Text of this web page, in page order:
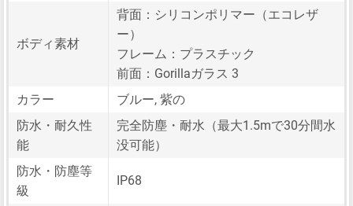
ボディ素材
背面：シリコンポリマー（エコレザ
ー）
フレーム：プラスチック
前面：Gorillaガラス 3
カラー
ブルー, 紫の
防水・耐久性
能
完全防塵・耐水（最大1.5mで30分間水
没可能）
防水・防塵等
級
IP68